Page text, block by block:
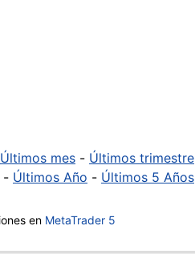
Últimos mes - Últimos trimestre
- Últimos Año - Últimos 5 Años
en MetaTrader 5